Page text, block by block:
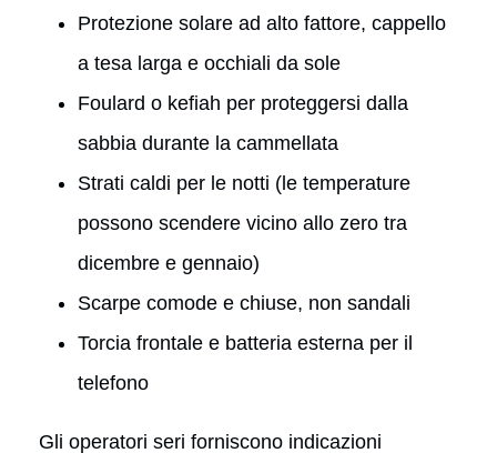
Protezione solare ad alto fattore, cappello
a tesa larga e occhiali da sole
Foulard o kefiah per proteggersi dalla
sabbia durante la cammellata
Strati caldi per le notti (le temperature
possono scendere vicino allo zero tra
dicembre e gennaio)
Scarpe comode e chiuse, non sandali
Torcia frontale e batteria esterna per il
telefono
Gli operatori seri forniscono indicazioni